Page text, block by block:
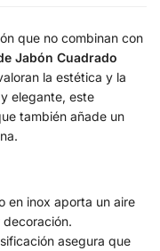
que no combinan con
Jabón Cuadrado
la estética y la
elegante, este
también añade un
en inox aporta un aire
asegura que